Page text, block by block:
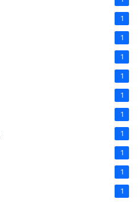
1
1
1
1
1
1
1
1
1
1